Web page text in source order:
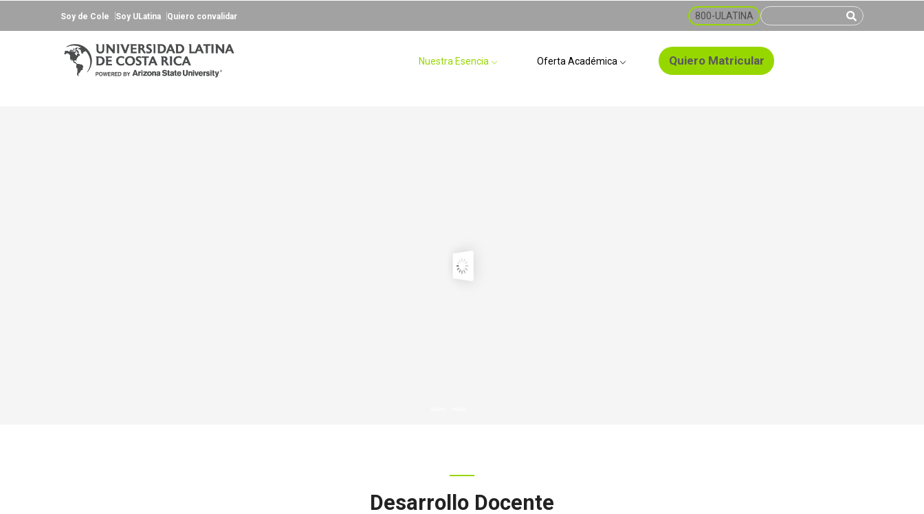
Soy de Cole Soy ULatina Quiero convalidar 800-ULATINA
Nuestra Esencia Oferta Académica Quiero Matricular
Desarrollo Docente